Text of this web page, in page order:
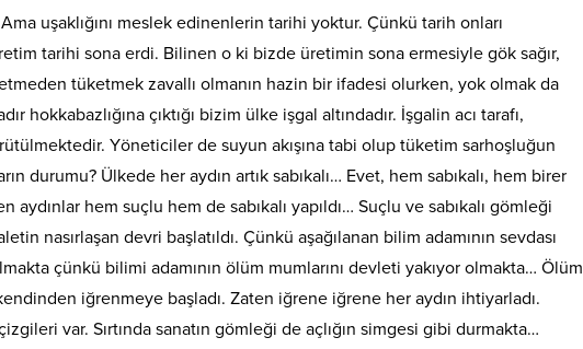
uşaklığını meslek edinenlerin tarihi yoktur. Çünkü tarih onları
tarihi sona erdi. Bilinen o ki bizde üretimin sona ermesiyle gök sağır,
tüketmek zavallı olmanın hazin bir ifadesi olurken, yok olmak da
hokkabazlığına çıktığı bizim ülke işgal altındadır. İşgalin acı tarafı,
Yöneticiler de suyun akışına tabi olup tüketim sarhoşluğun
durumu? Ülkede her aydın artık sabıkalı… Evet, hem sabıkalı, hem birer
hem suçlu hem de sabıkalı yapıldı… Suçlu ve sabıkalı gömleği
nasırlaşan devri başlatıldı. Çünkü aşağılanan bilim adamının sevdası
çünkü bilimi adamının ölüm mumlarını devleti yakıyor olmakta… Ölüm
iğrenmeye başladı. Zaten iğrene iğrene her aydın ihtiyarladı.
var. Sırtında sanatın gömleği de açlığın simgesi gibi durmakta…